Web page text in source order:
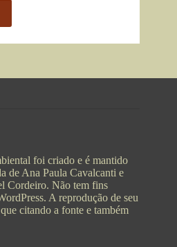
foi criado e é mantido
de Ana Paula Cavalcanti e
Cordeiro. Não tem fins
A reprodução de seu
citando a fonte e também